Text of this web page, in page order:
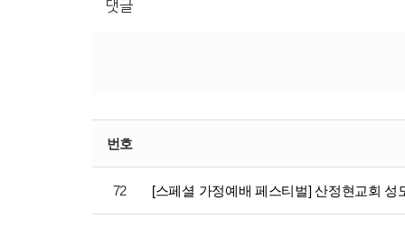
댓글
번호
72 [스페셜 가정예배 페스티벌] 산정현교회 성